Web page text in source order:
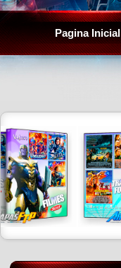
Pagina Inicial